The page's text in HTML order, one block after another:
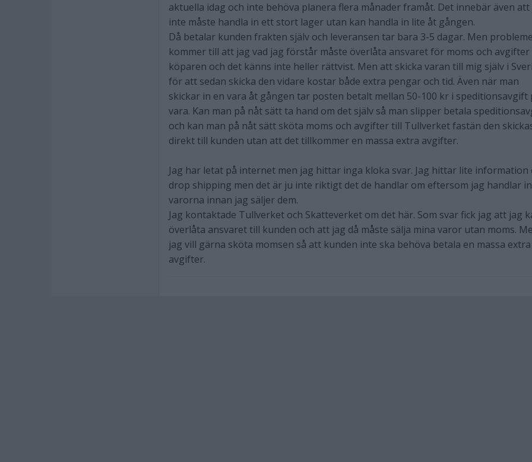
aktuella idag och inte behöva planera flera månader framåt. Det innebär även att
inte måste handla in ett stort lager utan kan handla in lite åt gången.
Då betalar kunden frakten själv och leveransen tar bara 3-5 dagar. Men
kommer till att jag vad jag förstår måste överlåta ansvaret för moms och avgifter
köparen och det känns inte heller rättvist. Men att skicka varan till mig själv i
för att sedan skicka den vidare kostar både extra pengar och tid. Även när man
skickar in en vara åt gången tar posten betalt mellan 50-100 kr i speditionsavgift
vara. Kan man på nåt sätt ta hand om det själv så man slipper betala
och kan man på nåt sätt sköta moms och avgifter till Tullverket fastän den
direkt till kunden utan att det tillkommer en massa extra avgifter.
Jag har letat på internet men jag hittar inga kloka svar. Jag hittar lite information
drop shipping men det är ju inte riktigt det de handlar om eftersom jag handlar in
varorna innan jag säljer dem.
Jag kontaktade Tullverket och Skatteverket om det här. Som svar fick jag att jag
överlåta ansvaret till kunden och att jag då måste sälja mina varor utan moms.
jag vill gärna sköta momsen så att kunden inte ska behöva betala en massa extra
avgifter.